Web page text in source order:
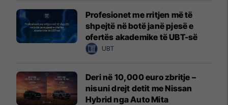
Profesionet me rritjen më të
shpejtë në botë janë pjesë e
ofertës akademike të UBT-së
UBT
Deri në 10,000 euro zbritje –
nisuni drejt detit me Nissan
Hybrid nga Auto Mita